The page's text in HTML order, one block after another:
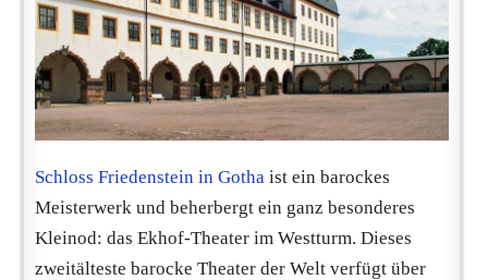
Schloss Friedenstein in Gotha ist ein barockes
Meisterwerk und beherbergt ein ganz besonderes
Kleinod: das Ekhof-Theater im Westturm. Dieses
zweitälteste barocke Theater der Welt verfügt über